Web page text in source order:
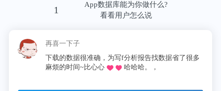
1
App数据库能为你做什么?
看看用户怎么说
再喜一下子
下载的数据很准确，为写f分析报告找数据省了很多
麻烦的时间~比心心
哈哈哈。，